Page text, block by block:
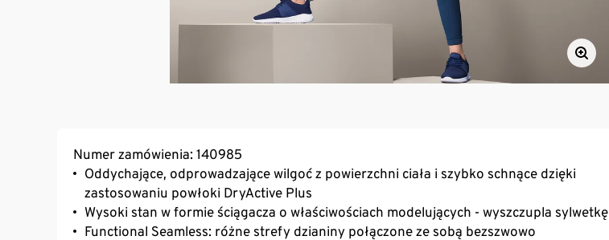
Numer zamówienia: 140985
Oddychające, odprowadzające wilgoć z powierzchni ciała i szybko schnące dzięki
zastosowaniu powłoki DryActive Plus
Wysoki stan w formie ściągacza o właściwościach modelujących - wyszczupla sylwetkę
Functional Seamless: różne strefy dzianiny połączone ze sobą bezszwowo